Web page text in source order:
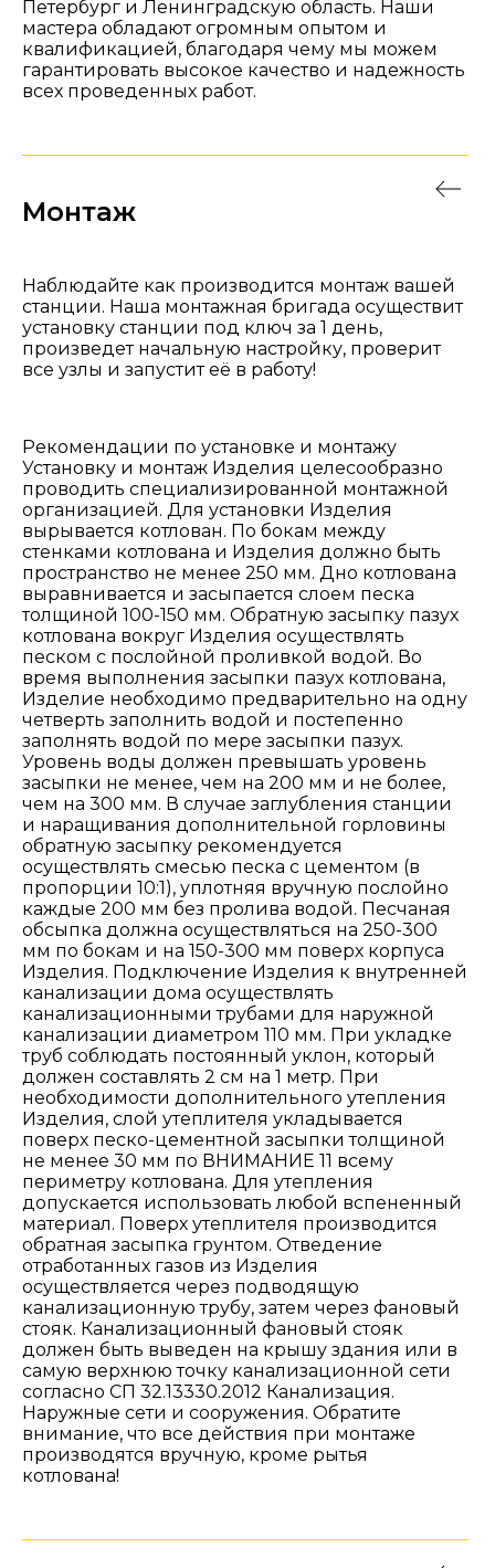
Петербург и Ленинградскую область. Наши
мастера обладают огромным опытом и
квалификацией, благодаря чему мы можем
гарантировать высокое качество и надежность
всех проведенных работ.
Монтаж
Наблюдайте как производится монтаж вашей
станции. Наша монтажная бригада осуществит
установку станции под ключ за 1 день,
произведет начальную настройку, проверит
все узлы и запустит её в работу!
Рекомендации по установке и монтажу
Установку и монтаж Изделия целесообразно
проводить специализированной монтажной
организацией. Для установки Изделия
вырывается котлован. По бокам между
стенками котлована и Изделия должно быть
пространство не менее 250 мм. Дно котлована
выравнивается и засыпается слоем песка
толщиной 100-150 мм. Обратную засыпку пазух
котлована вокруг Изделия осуществлять
песком с послойной проливкой водой. Во
время выполнения засыпки пазух котлована,
Изделие необходимо предварительно на одну
четверть заполнить водой и постепенно
заполнять водой по мере засыпки пазух.
Уровень воды должен превышать уровень
засыпки не менее, чем на 200 мм и не более,
чем на 300 мм. В случае заглубления станции
и наращивания дополнительной горловины
обратную засыпку рекомендуется
осуществлять смесью песка с цементом (в
пропорции 10:1), уплотняя вручную послойно
каждые 200 мм без пролива водой. Песчаная
обсыпка должна осуществляться на 250-300
мм по бокам и на 150-300 мм поверх корпуса
Изделия. Подключение Изделия к внутренней
канализации дома осуществлять
канализационными трубами для наружной
канализации диаметром 110 мм. При укладке
труб соблюдать постоянный уклон, который
должен составлять 2 см на 1 метр. При
необходимости дополнительного утепления
Изделия, слой утеплителя укладывается
поверх песко-цементной засыпки толщиной
не менее 30 мм по ВНИМАНИЕ 11 всему
периметру котлована. Для утепления
допускается использовать любой вспененный
материал. Поверх утеплителя производится
обратная засыпка грунтом. Отведение
отработанных газов из Изделия
осуществляется через подводящую
канализационную трубу, затем через фановый
стояк. Канализационный фановый стояк
должен быть выведен на крышу здания или в
самую верхнюю точку канализационной сети
согласно СП 32.13330.2012 Канализация.
Наружные сети и сооружения. Обратите
внимание, что все действия при монтаже
производятся вручную, кроме рытья
котлована!